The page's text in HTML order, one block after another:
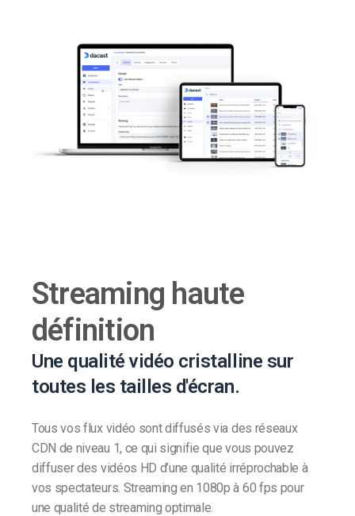
Streaming haute
définition
Une qualité vidéo cristalline sur
toutes les tailles d'écran.
Tous vos flux vidéo sont diffusés via des réseaux
CDN de niveau 1, ce qui signifie que vous pouvez
diffuser des vidéos HD d’une qualité irréprochable à
vos spectateurs. Streaming en 1080p à 60 fps pour
une qualité de streaming optimale.